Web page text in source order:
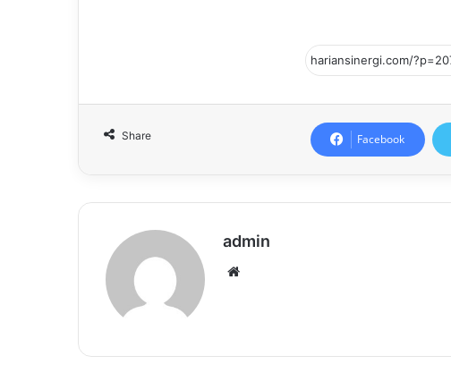
Share Facebook
admin